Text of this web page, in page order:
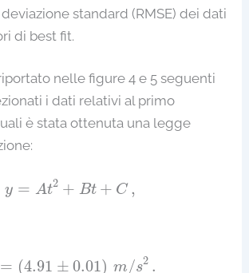
standard (RMSE) dei dati
di best fit.
nelle figure 4 e 5 seguenti
i dati relativi al primo
è stata ottenuta una legge
y = At2 + Bt + C ,
=At Bt+
= (4.91 ± 0.01) m/s2 .
=( 4.91 0.01) m 2.